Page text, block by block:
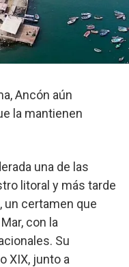
Ancón aún
la mantienen
una de las
litoral y más tarde
un certamen que
con la
Su
XIX, junto a